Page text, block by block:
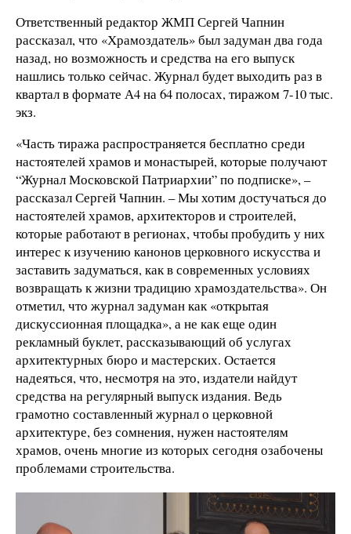
Ответственный редактор ЖМП Сергей Чапнин
рассказал, что «Храмоздатель» был задуман два года
назад, но возможность и средства на его выпуск
нашлись только сейчас. Журнал будет выходить раз в
квартал в формате А4 на 64 полосах, тиражом 7-10 тыс.
экз.
«Часть тиража распространяется бесплатно среди
настоятелей храмов и монастырей, которые получают
“Журнал Московской Патриархии” по подписке», –
рассказал Сергей Чапнин. – Мы хотим достучаться до
настоятелей храмов, архитекторов и строителей,
которые работают в регионах, чтобы пробудить у них
интерес к изучению канонов церковного искусства и
заставить задуматься, как в современных условиях
возвращать к жизни традицию храмоздательства». Он
отметил, что журнал задуман как «открытая
дискуссионная площадка», а не как еще один
рекламный буклет, рассказывающий об услугах
архитектурных бюро и мастерских. Остается
надеяться, что, несмотря на это, издатели найдут
средства на регулярный выпуск издания. Ведь
грамотно составленный журнал о церковной
архитектуре, без сомнения, нужен настоятелям
храмов, очень многие из которых сегодня озабочены
проблемами строительства.